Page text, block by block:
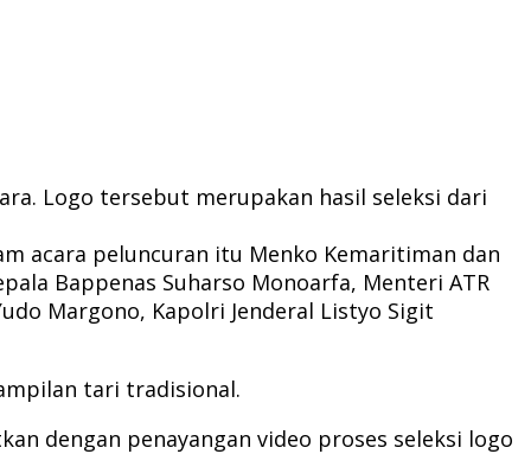
Logo tersebut merupakan hasil seleksi dari
acara peluncuran itu Menko Kemaritiman dan
Bappenas Suharso Monoarfa, Menteri ATR
Margono, Kapolri Jenderal Listyo Sigit
tari tradisional.
dengan penayangan video proses seleksi logo